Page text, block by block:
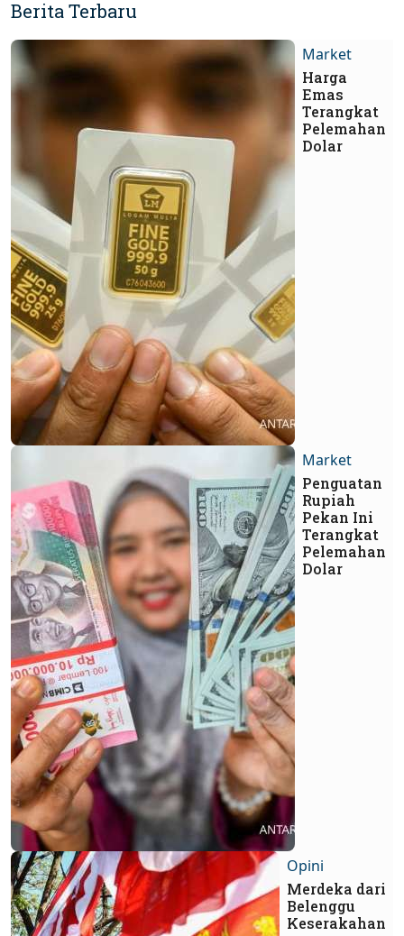
Berita Terbaru
Market
Harga
Emas
Terangkat
Pelemahan
Dolar
Market
Penguatan
Rupiah
Pekan Ini
Terangkat
Pelemahan
Dolar
Opini
Merdeka dari
Belenggu
Keserakahan